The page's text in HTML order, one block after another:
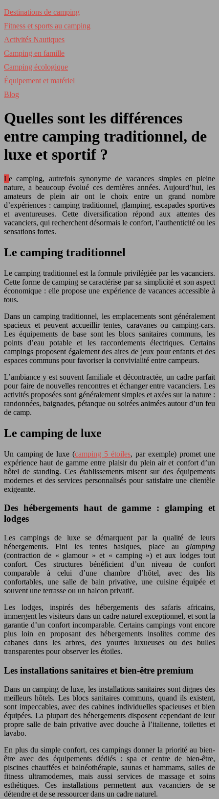
Destinations de camping
Fitness et sports au camping
Activités Nautiques
Camping en famille
Camping écologique
Équipement et matériel
Blog
Quelles sont les différences
entre camping traditionnel, de
luxe et sportif ?
Le camping, autrefois synonyme de vacances simples en pleine
nature, a beaucoup évolué ces dernières années. Aujourd’hui, les
amateurs de plein air ont le choix entre un grand nombre
d’expériences : camping traditionnel, glamping, escapades sportives
et aventureuses. Cette diversification répond aux attentes des
vacanciers, qui recherchent désormais le confort, l’authenticité ou les
sensations fortes.
Le camping traditionnel
Le camping traditionnel est la formule privilégiée par les vacanciers.
Cette forme de camping se caractérise par sa simplicité et son aspect
économique : elle propose une expérience de vacances accessible à
tous.
Dans un camping traditionnel, les emplacements sont généralement
spacieux et peuvent accueillir tentes, caravanes ou camping-cars.
Les équipements de base sont les blocs sanitaires communs, les
points d’eau potable et les raccordements électriques. Certains
campings proposent également des aires de jeux pour enfants et des
espaces communs pour favoriser la convivialité entre campeurs.
L’ambiance y est souvent familiale et décontractée, un cadre parfait
pour faire de nouvelles rencontres et échanger entre vacanciers. Les
activités proposées sont généralement simples et axées sur la nature :
randonnées, baignades, pétanque ou soirées animées autour d’un feu
de camp.
Le camping de luxe
Un camping de luxe (camping 5 étoiles, par exemple) promet une
expérience haut de gamme entre plaisir du plein air et confort d’un
hôtel de standing. Ces établissements misent sur des équipements
modernes et des services personnalisés pour satisfaire une clientèle
exigeante.
Des hébergements haut de gamme : glamping et
lodges
Les campings de luxe se démarquent par la qualité de leurs
hébergements. Fini les tentes basiques, place au glamping
(contraction de « glamour » et « camping ») et aux lodges tout
confort. Ces structures bénéficient d’un niveau de confort
comparable à celui d’une chambre d’hôtel, avec des lits
confortables, une salle de bain privative, une cuisine équipée et
souvent une terrasse ou un balcon privatif.
Les lodges, inspirés des hébergements des safaris africains,
immergent les visiteurs dans un cadre naturel exceptionnel, et sont la
garantie d’un confort incomparable. Certains campings vont encore
plus loin en proposant des hébergements insolites comme des
cabanes dans les arbres, des yourtes luxueuses ou des bulles
transparentes pour observer les étoiles.
Les installations sanitaires et bien-être premium
Dans un camping de luxe, les installations sanitaires sont dignes des
meilleurs hôtels. Les blocs sanitaires communs, quand ils existent,
sont impeccables, avec des cabines individuelles spacieuses et bien
équipées. La plupart des hébergements disposent cependant de leur
propre salle de bain privative avec douche à l’italienne, toilettes et
lavabo.
En plus du simple confort, ces campings donner la priorité au bien-
être avec des équipements dédiés : spa et centre de bien-être,
piscines chauffées et balnéothérapie, saunas et hammams, salles de
fitness ultramodernes, mais aussi services de massage et soins
esthétiques. Ces installations permettent aux vacanciers de se
détendre et de se ressourcer dans un cadre naturel.